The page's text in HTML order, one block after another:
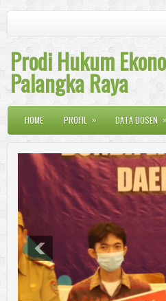
Prodi Hukum
Palangka Raya
HOME PROFIL » DATA DOSEN »